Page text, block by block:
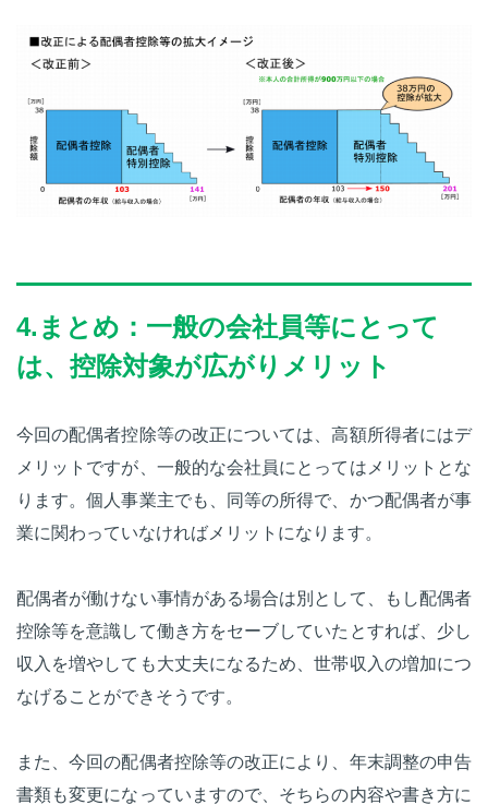
4.まとめ：一般の会社員等にとって
は、控除対象が広がりメリット
今回の配偶者控除等の改正については、高額所得者にはデ
メリットですが、一般的な会社員にとってはメリットとな
ります。個人事業主でも、同等の所得で、かつ配偶者が事
業に関わっていなければメリットになります。
配偶者が働けない事情がある場合は別として、もし配偶者
控除等を意識して働き方をセーブしていたとすれば、少し
収入を増やしても大丈夫になるため、世帯収入の増加につ
なげることができそうです。
また、今回の配偶者控除等の改正により、年末調整の申告
書類も変更になっていますので、そちらの内容や書き方に